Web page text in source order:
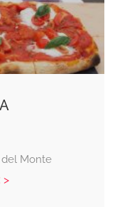
Monte
>